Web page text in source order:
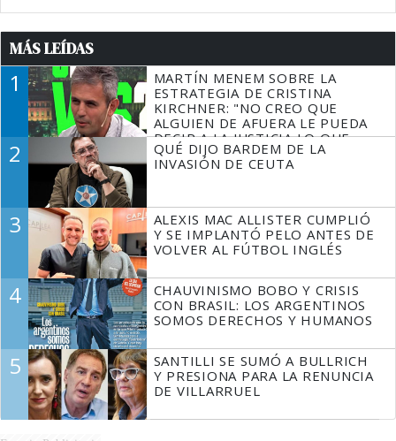
MÁS LEÍDAS
1
MARTÍN MENEM SOBRE LA
ESTRATEGIA DE CRISTINA
KIRCHNER: "NO CREO QUE
ALGUIEN DE AFUERA LE PUEDA
DECIR A LA JUSTICIA LO QUE
TIENE QUE HACER"
2
QUÉ DIJO BARDEM DE LA
INVASIÓN DE CEUTA
3
ALEXIS MAC ALLISTER CUMPLIÓ
Y SE IMPLANTÓ PELO ANTES DE
VOLVER AL FÚTBOL INGLÉS
4
CHAUVINISMO BOBO Y CRISIS
CON BRASIL: LOS ARGENTINOS
SOMOS DERECHOS Y HUMANOS
5
SANTILLI SE SUMÓ A BULLRICH
Y PRESIONA PARA LA RENUNCIA
DE VILLARRUEL